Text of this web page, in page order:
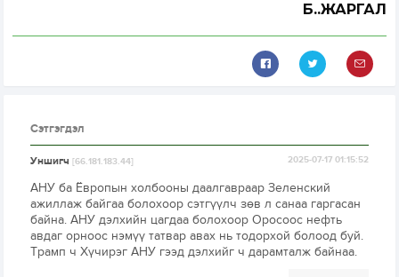
Б..ЖАРГАЛ
Сэтгэгдэл
Уншигч[66.181.183.44] 2025-07-17 01:15:52
АНУ ба Ёвропын холбооны даалгавраар Зеленский
ажиллаж байгаа болохоор сэтгүүлч зөв л санаа гаргасан
байна. АНУ дэлхийн цагдаа болохоор Оросоос нефть
авдаг орноос нэмүү татвар авах нь тодорхой болоод буй.
Трамп ч Хүчирэг АНУ гээд дэлхийг ч дарамталж байнаа.